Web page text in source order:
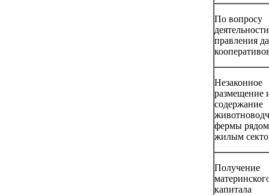
По вопросу
правления
Незаконное
размещение
содержание
фермы
жилым
Получение
капитала